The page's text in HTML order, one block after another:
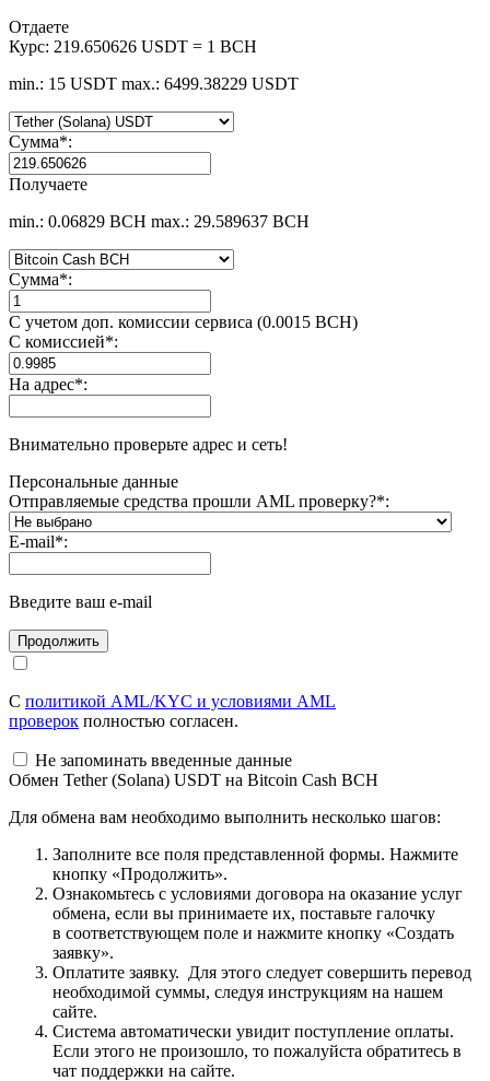
Отдаете
Курс: 219.650626 USDT = 1 BCH
min.: 15 USDT max.: 6499.38229 USDT
Сумма*:
Получаете
min.: 0.06829 BCH max.: 29.589637 BCH
Сумма*:
С учетом доп. комиссии сервиса (0.0015 BCH)
С комиссией*:
На адрес*:
Внимательно проверьте адрес и сеть!
Персональные данные
Отправляемые средства прошли AML проверку?*:
E-mail*:
Введите ваш e-mail
С политикой AML/KYC и условиями AML
проверок полностью согласен.
Не запоминать введенные данные
Обмен Tether (Solana) USDT на Bitcoin Cash BCH
Для обмена вам необходимо выполнить несколько шагов:
Заполните все поля представленной формы. Нажмите
кнопку «Продолжить».
Ознакомьтесь с условиями договора на оказание услуг
обмена, если вы принимаете их, поставьте галочку
в соответствующем поле и нажмите кнопку «Создать
заявку».
Оплатите заявку. Для этого следует совершить перевод
необходимой суммы, следуя инструкциям на нашем
сайте.
Система автоматически увидит поступление оплаты.
Если этого не произошло, то пожалуйста обратитесь в
чат поддержки на сайте.